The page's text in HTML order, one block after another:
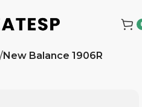
New Balance 1906R